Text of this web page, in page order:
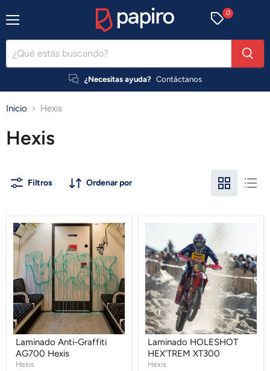
¿Necesitas ayuda? Contáctanos
0
Inicio Hexis
Hexis
Filtros Ordenar por
Laminado
Anti-
Graffiti
AG700
Hexis
Laminado Anti-Graffiti
AG700 Hexis
Hexis
HEX'TREM
XT300
Laminado HOLESHOT
HEX'TREM XT300
Hexis